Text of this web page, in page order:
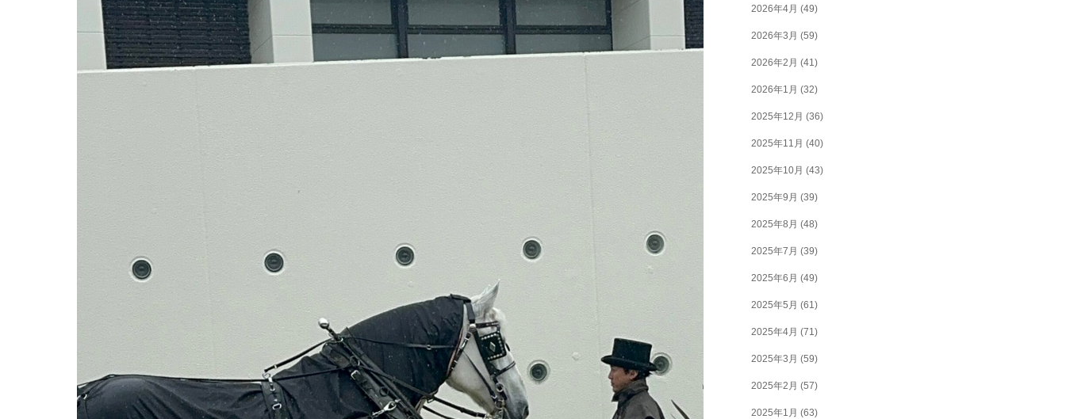
2026年4月 (49)
2026年3月 (59)
2026年2月 (41)
2026年1月 (32)
2025年12月 (36)
2025年11月 (40)
2025年10月 (43)
2025年9月 (39)
2025年8月 (48)
2025年7月 (39)
2025年6月 (49)
2025年5月 (61)
2025年4月 (71)
2025年3月 (59)
2025年2月 (57)
2025年1月 (63)